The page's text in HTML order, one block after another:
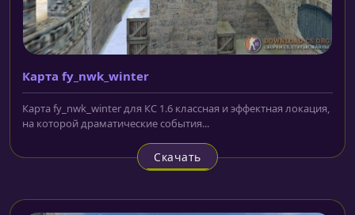
Карта fy_nwk_winter
Карта fy_nwk_winter для КС 1.6 классная и эффектная локация,
на которой драматические события...
Скачать